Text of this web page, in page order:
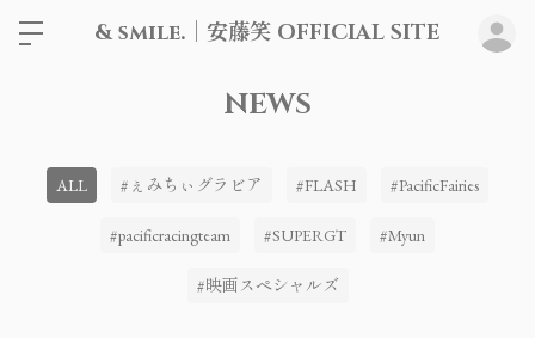
& smile.｜安藤笑 OFFICIAL SITE
NEWS
ALL #ぇみちぃグラビア #FLASH #PacificFairies
#pacificracingteam #SUPERGT #Myun
#映画スペシャルズ